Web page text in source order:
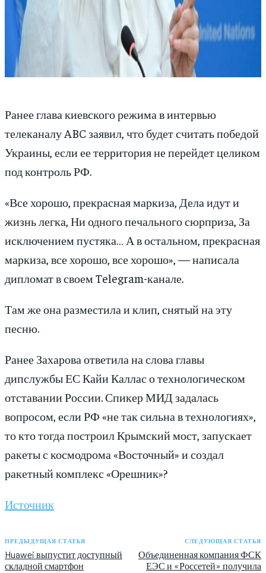
Ранее глава киевского режима в интервью
телеканалу ABC заявил, что будет считать победой
Украины, если ее территория не перейдет целиком
под контроль РФ.
«Все хорошо, прекрасная маркиза, Дела идут и
жизнь легка, Ни одного печального сюрприза, За
исключением пустяка… А в остальном, прекрасная
маркиза, все хорошо, все хорошо», — написала
дипломат в своем Telegram-канале.
Там же она разместила и клип, снятый на эту
песню.
Ранее Захарова ответила на слова главы
дипслужбы ЕС Кайи Каллас о технологическом
отставании России. Спикер МИД задалась
вопросом, если РФ «не так сильна в технологиях»,
то кто тогда построил Крымский мост, запускает
ракеты с космодрома «Восточный» и создал
ракетный комплекс «Орешник»?
Источник
ПРЕДЫДУЩАЯ СТАТЬЯ
Huawei выпустит доступный
складной смартфон
СЛЕДУЮЩАЯ СТАТЬЯ
Объединенная компания ФСК
ЕЭС и «Россетей» получила